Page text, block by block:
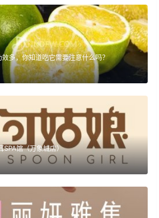
多，你知道吃它需要注意什么吗？
SPA馆（万象城店）